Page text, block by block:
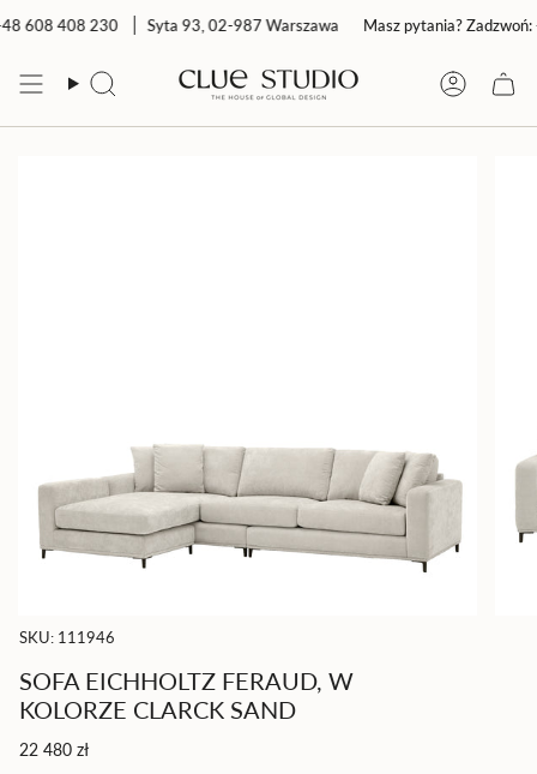
do608 408 230 Syta 93, 02-987 Warszawa Masz pytania? Zadzwoń:
Szukaj Konto
SKU: 111946
SOFA EICHHOLTZ FERAUD, W
KOLORZE CLARCK SAND
Cena
22 480 zł